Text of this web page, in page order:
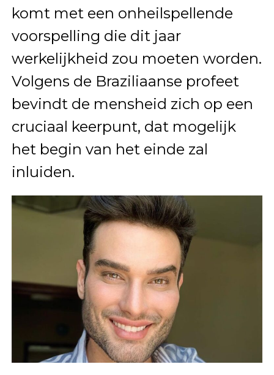
komt met een onheilspellende
voorspelling die dit jaar
werkelijkheid zou moeten worden.
Volgens de Braziliaanse profeet
bevindt de mensheid zich op een
cruciaal keerpunt, dat mogelijk
het begin van het einde zal
inluiden.